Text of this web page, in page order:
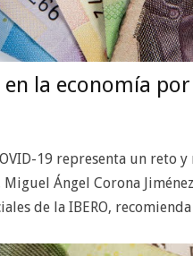
en la economía
19 representa un reto y
Ángel Corona
de la IBERO,